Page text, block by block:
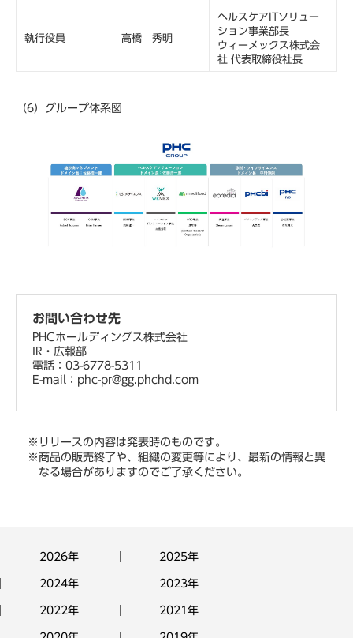
執行役員 高橋 秀明
ヘルスケアITソリュー
ション事業部長
ウィーメックス株式会
社 代表取締役社長
（6）グループ体系図
お問い合わせ先
PHCホールディングス株式会社
IR・広報部
電話：03-6778-5311
E-mail：phc-pr@gg.phchd.com
※リリースの内容は発表時のものです。
※商品の販売終了や、組織の変更等により、最新の情報と異
なる場合がありますのでご了承ください。
2026年 2025年
2024年 2023年
2022年 2021年